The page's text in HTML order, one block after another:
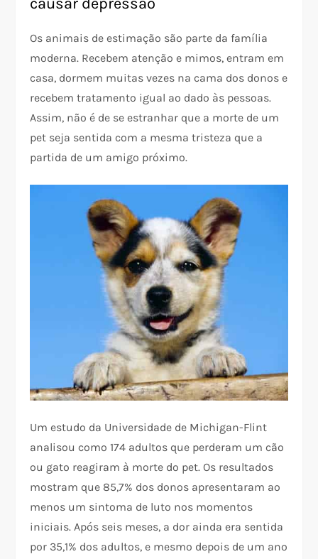
Os animais de estimação são parte da família
moderna. Recebem atenção e mimos, entram em
casa, dormem muitas vezes na cama dos donos e
recebem tratamento igual ao dado às pessoas.
Assim, não é de se estranhar que a morte de um
pet seja sentida com a mesma tristeza que a
partida de um amigo próximo.
Um estudo da Universidade de Michigan-Flint
analisou como 174 adultos que perderam um cão
ou gato reagiram à morte do pet. Os resultados
mostram que 85,7% dos donos apresentaram ao
menos um sintoma de luto nos momentos
iniciais. Após seis meses, a dor ainda era sentida
por 35,1% dos adultos, e mesmo depois de um ano